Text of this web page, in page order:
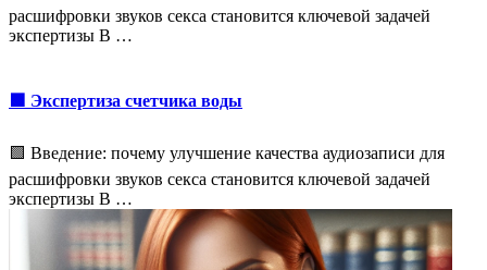
расшифровки звуков секса становится ключевой задачей
экспертизы В …
🟩 Экспертиза счетчика воды
🟩 Введение: почему улучшение качества аудиозаписи для
расшифровки звуков секса становится ключевой задачей
экспертизы В …